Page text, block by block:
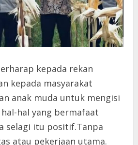
kepada rekan
kepada masyarakat
anak muda untuk mengisi
hal yang bermafaat
selagi itu positif.Tanpa
atau pekerjaan utama.